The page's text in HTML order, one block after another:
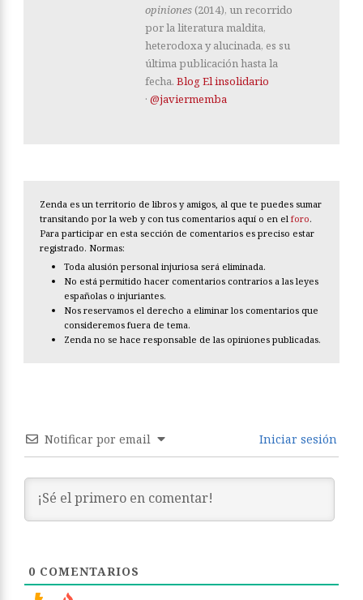
opiniones (2014), un recorrido
por la literatura maldita,
heterodoxa y alucinada, es su
última publicación hasta la
fecha. Blog El insolidario
· @javiermemba
Zenda es un territorio de libros y amigos, al que te puedes sumar
transitando por la web y con tus comentarios aquí o en el foro.
Para participar en esta sección de comentarios es preciso estar
registrado. Normas:
Toda alusión personal injuriosa será eliminada.
No está permitido hacer comentarios contrarios a las leyes
españolas o injuriantes.
Nos reservamos el derecho a eliminar los comentarios que
consideremos fuera de tema.
Zenda no se hace responsable de las opiniones publicadas.
Notificar por email Iniciar sesión
0 COMENTARIOS